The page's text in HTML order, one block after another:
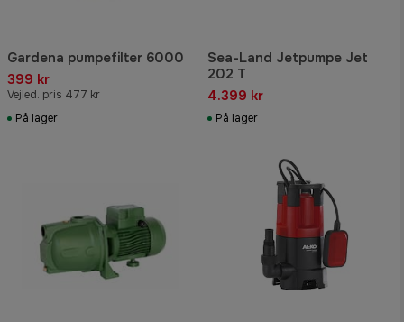
Gardena pumpefilter 6000
399 kr
Vejled. pris 477 kr
På lager
Sea-Land Jetpumpe Jet
202 T
4.399 kr
På lager